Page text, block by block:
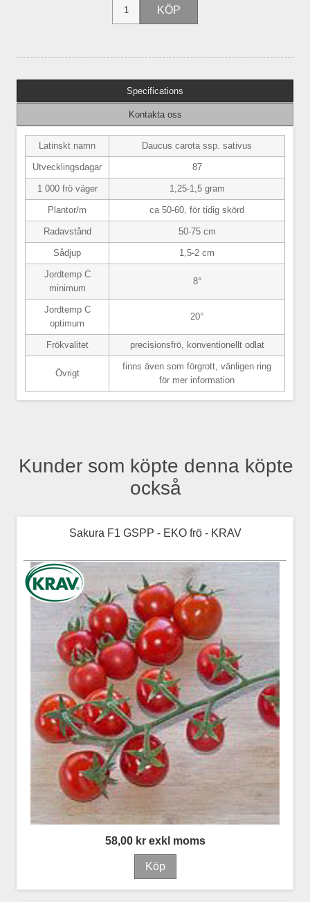
Specifications
Kontakta oss
Latinskt namn Daucus carota ssp. sativus
Utvecklingsdagar 87
1 000 frö väger 1,25-1,5 gram
Plantor/m ca 50-60, för tidig skörd
Radavstånd 50-75 cm
Sådjup 1,5-2 cm
Jordtemp C
minimum
8°
Jordtemp C
optimum
20°
Frökvalitet precisionsfrö, konventionellt odlat
Övrigt
finns även som förgrott, vänligen ring
för mer information
Kunder som köpte denna köpte
också
Sakura F1 GSPP - EKO frö - KRAV
58,00 kr exkl moms